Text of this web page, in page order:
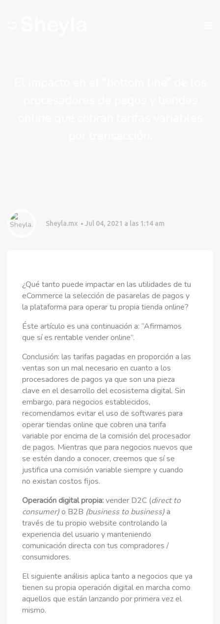
Sheyla.mx Jul 04, 2021 a las 1:14 am
¿Qué tanto puede impactar en las utilidades de tu
eCommerce la selección de pasarelas de pagos y
la plataforma para operar tu propia tienda online?
Éste artículo es una continuación a: “Afirmamos
que sí es rentable vender online”.
Conclusión: las tarifas pagadas en proporción a las
ventas son un mal necesario en cuanto a los
procesadores de pagos ya que son una pieza
clave en el desarrollo del ecosistema digital. Sin
embargo, para negocios establecidos,
recomendamos evitar el uso de softwares para
operar tiendas online que cobren una tarifa
variable por encima de la comisión del procesador
de pagos. Mientras que para negocios nuevos que
se estén dando a conocer, creemos que sí se
justifica una comisión variable siempre y cuando
no existan costos fijos.
Operación digital propia:vender D2C (direct to
consumer)o B2B (business to business)a
través de tu propio website controlando la
experiencia del usuario y manteniendo
comunicación directa con tus compradores /
consumidores.
El siguiente análisis aplica tanto a negocios que ya
tienen su propia operación digital en marcha como
aquellos que están lanzando por primera vez el
mismo.